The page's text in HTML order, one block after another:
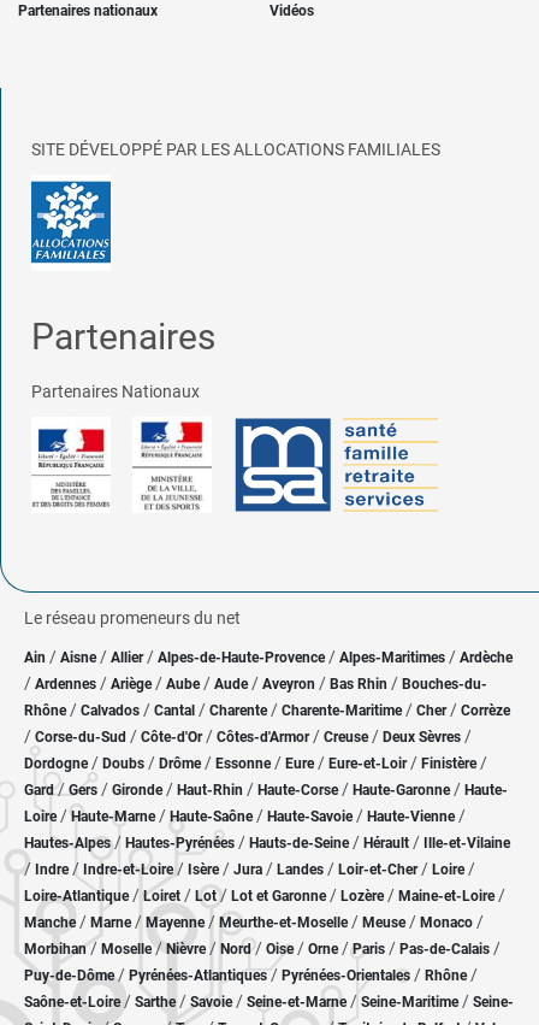
Partenaires nationaux Vidéos
SITE DÉVELOPPÉ PAR LES ALLOCATIONS FAMILIALES
Partenaires
Partenaires Nationaux
Le réseau promeneurs du net
Ain / Aisne/ Allier/ Alpes-de-Haute-Provence / Alpes-Maritimes / Ardèche
/ Ardennes / Ariège/ Aube/ Aude / Aveyron / Bas Rhin / Bouches-du-
Rhône/ Calvados / Cantal / Charente / Charente-Maritime/ Cher / Corrèze
/ Corse-du-Sud / Côte-d'Or / Côtes-d'Armor/ Creuse/ Deux Sèvres /
Dordogne/ Doubs / Drôme/ Essonne / Eure/ Eure-et-Loir / Finistère/
Gard/Gers / Gironde/ Haut-Rhin / Haute-Corse/ Haute-Garonne/ Haute-
Loire/Haute-Marne/ Haute-Saône/ Haute-Savoie/ Haute-Vienne/
Hautes-Alpes/ Hautes-Pyrénées / Hauts-de-Seine/ Hérault / Ille-et-Vilaine
/ Indre/ Indre-et-Loire/ Isère/ Jura / Landes / Loir-et-Cher/ Loire/
Loire-Atlantique/ Loiret / Lot/ Lot et Garonne/ Lozère / Maine-et-Loire/
Manche/ Marne/ Mayenne/ Meurthe-et-Moselle/ Meuse/ Monaco /
Morbihan/ Moselle/ Nièvre / Nord/ Oise / Orne/Paris / Pas-de-Calais /
Puy-de-Dôme/ Pyrénées-Atlantiques / Pyrénées-Orientales / Rhône/
Saône-et-Loire/ Sarthe/ Savoie/ Seine-et-Marne/ Seine-Maritime/ Seine-